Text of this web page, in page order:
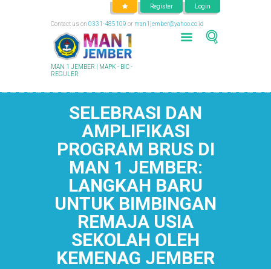
Register Login
Contact us on 0331-485109 or man1jember@yahoo.co.id
MAN 1 JEMBER | MAPK - BIC -
REGULER
SELEBRASI DAN
AMPLIFIKASI
PROGRAM BRUS DI
MAN 1 JEMBER:
LANGKAH BARU
UNTUK BIMBINGAN
REMAJA USIA
SEKOLAH OLEH
KEMENAG JEMBER